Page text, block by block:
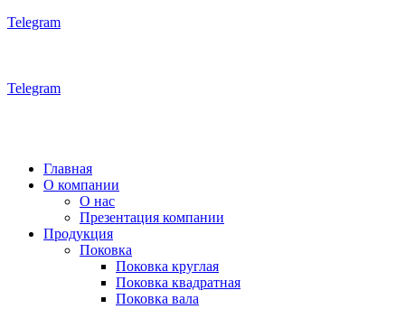
Telegram
Telegram
Главная
О компании
О нас
Презентация компании
Продукция
Поковка
Поковка круглая
Поковка квадратная
Поковка вала